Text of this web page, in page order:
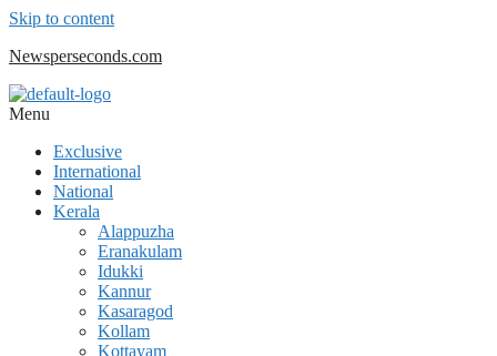
Skip to content
Newsperseconds.com
Menu
Exclusive
International
National
Kerala
Alappuzha
Eranakulam
Idukki
Kannur
Kasaragod
Kollam
Kottayam